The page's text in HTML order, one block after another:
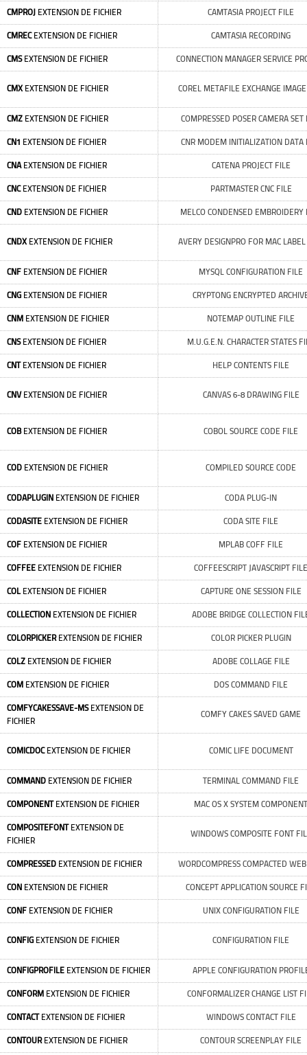
CMPROJ EXTENSION DE FICHIER CAMTASIA PROJECT FILE
CMRECEXTENSION DE FICHIER CAMTASIA RECORDING
CMSEXTENSION DE FICHIER CONNECTION MANAGER SERVICE
CMXEXTENSION DE FICHIER COREL METAFILE EXCHANGE
CMZ EXTENSION DE FICHIER COMPRESSED POSER CAMERA SET
CN1 EXTENSION DE FICHIER CNR MODEM INITIALIZATION DATA
CNAEXTENSION DE FICHIER CATENA PROJECT FILE
CNCEXTENSION DE FICHIER PARTMASTER CNC FILE
CND EXTENSION DE FICHIER MELCO CONDENSED EMBROIDERY
CNDXEXTENSION DE FICHIER AVERY DESIGNPRO FOR MAC
CNF EXTENSION DE FICHIER MYSQL CONFIGURATION FILE
CNG EXTENSION DE FICHIER CRYPTONG ENCRYPTED
CNM EXTENSION DE FICHIER NOTEMAP OUTLINE FILE
CNSEXTENSION DE FICHIER M.U.G.E.N. CHARACTER STATES
CNTEXTENSION DE FICHIER HELP CONTENTS FILE
CNVEXTENSION DE FICHIER CANVAS 6-8 DRAWING FILE
COBEXTENSION DE FICHIER COBOL SOURCE CODE FILE
COD EXTENSION DE FICHIER COMPILED SOURCE CODE
CODAPLUGIN EXTENSION DE FICHIER CODA PLUG-IN
CODASITE EXTENSION DE FICHIER CODA SITE FILE
COF EXTENSION DE FICHIER MPLAB COFF FILE
COFFEE EXTENSION DE FICHIER COFFEESCRIPT JAVASCRIPT FILE
COLEXTENSION DE FICHIER CAPTURE ONE SESSION FILE
COLLECTION EXTENSION DE FICHIER ADOBE BRIDGE COLLECTION
COLORPICKEREXTENSION DE FICHIER COLOR PICKER PLUGIN
COLZ EXTENSION DE FICHIER ADOBE COLLAGE FILE
COM EXTENSION DE FICHIER DOS COMMAND FILE
COMFYCAKESSAVE-MSEXTENSION DE
FICHIER
COMFY CAKES SAVED GAME
COMICDOCEXTENSION DE FICHIER COMIC LIFE DOCUMENT
COMMAND EXTENSION DE FICHIER TERMINAL COMMAND FILE
COMPONENTEXTENSION DE FICHIER MAC OS X SYSTEM COMPONENT
COMPOSITEFONTEXTENSION DE
FICHIER
WINDOWS COMPOSITE FONT
COMPRESSED EXTENSION DE FICHIER WORDCOMPRESS COMPACTED
CON EXTENSION DE FICHIER CONCEPT APPLICATION SOURCE
CONF EXTENSION DE FICHIER UNIX CONFIGURATION FILE
CONFIG EXTENSION DE FICHIER CONFIGURATION FILE
CONFIGPROFILE EXTENSION DE FICHIER APPLE CONFIGURATION
CONFORM EXTENSION DE FICHIER CONFORMALIZER CHANGE LIST
CONTACTEXTENSION DE FICHIER WINDOWS CONTACT FILE
CONTOUREXTENSION DE FICHIER CONTOUR SCREENPLAY FILE